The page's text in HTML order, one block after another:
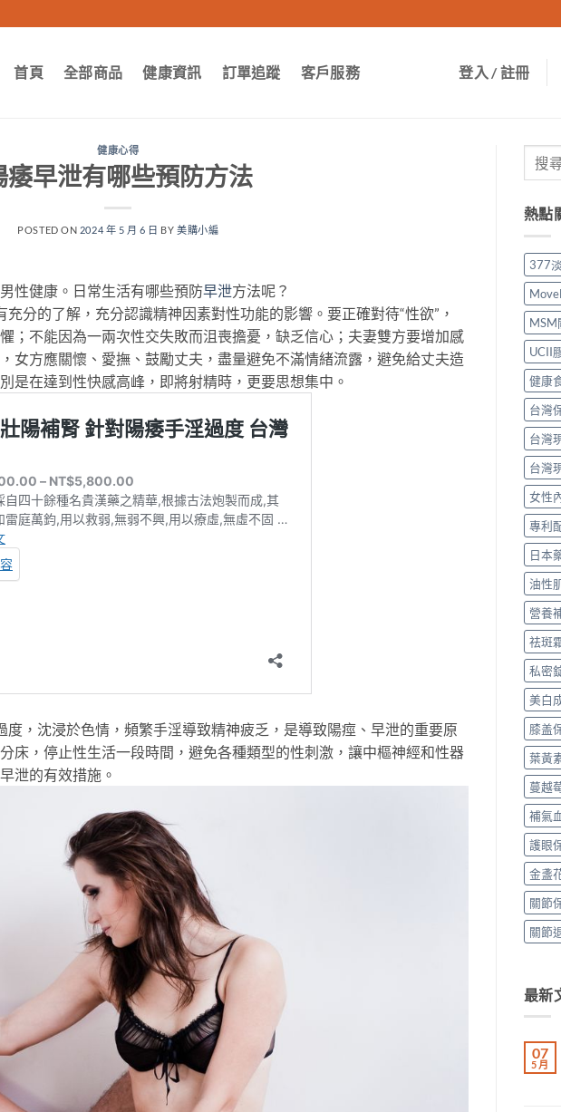
首頁 全部商品 健康資訊 訂單追蹤 客戶服務 登入 / 註冊
健康心得
痿早泄有哪些預防方法
POSTED ON 2024 年 5 月 6 日 BY 美購小編
性健康。日常生活有哪些預防早泄方法呢？
的了解，充分認識精神因素對性功能的影響。要正確對待“性欲”，
；不能因為一兩次性交失敗而沮喪擔憂，缺乏信心；夫妻雙方要增加感
女方應關懷、愛撫、鼓勵丈夫，盡量避免不滿情緒流露，避免給丈夫造
是在達到性快感高峰，即將射精時，更要思想集中。
，沈浸於色情，頻繁手淫導致精神疲乏，是導致陽痙、早泄的重要原
床，停止性生活一段時間，避免各種類型的性刺激，讓中樞神經和性器
泄的有效措施。
熱點
377
MSM
UCII
健康
台灣
台灣
台灣
女性
專利
日本
油性
營養
祛斑
私密
美白
膝盖
葉黃
蔓越
補氣
護眼
金盞
關節
關節
最新
07
5 月